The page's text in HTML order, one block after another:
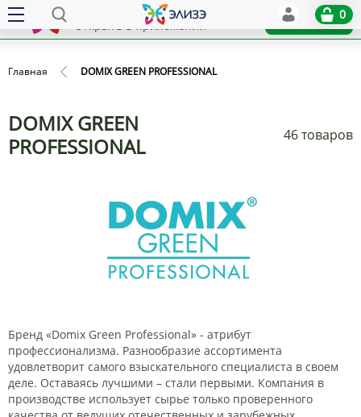
x
Открыть в приложении
Установить
0
Главная DOMIX GREEN PROFESSIONAL
DOMIX GREEN
PROFESSIONAL
46 товаров
Бренд «Domix Green Professional» - атрибут
профессионализма. Разнообразие ассортимента
удовлетворит самого взыскательного специалиста в своем
деле. Оставаясь лучшими – стали первыми. Компания в
производстве использует сырье только проверенного